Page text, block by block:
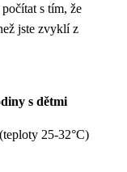
s tím, že
jste zvyklí z
s dětmi
25-32°C)